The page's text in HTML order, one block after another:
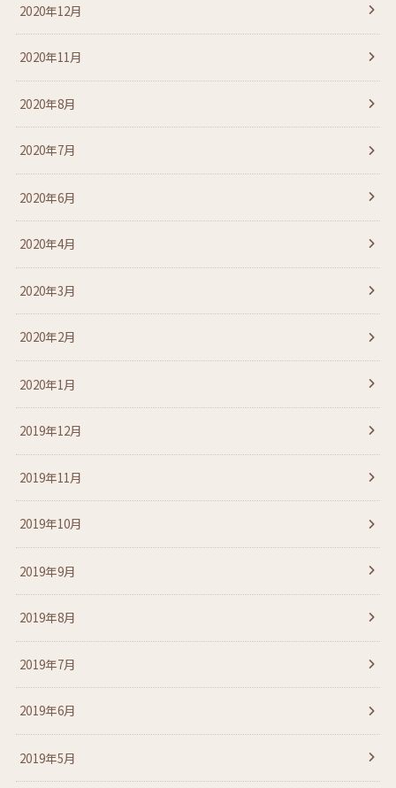
2020年12月
2020年11月
2020年8月
2020年7月
2020年6月
2020年4月
2020年3月
2020年2月
2020年1月
2019年12月
2019年11月
2019年10月
2019年9月
2019年8月
2019年7月
2019年6月
2019年5月